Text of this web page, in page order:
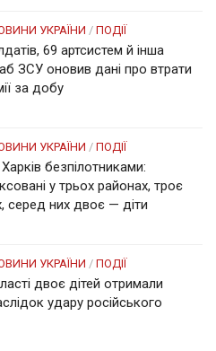
УКРАЇНИ / ПОДІЇ
69 артсистем й інша
ЗСУ оновив дані про втрати
за добу
УКРАЇНИ / ПОДІЇ
безпілотниками:
у трьох районах, троє
серед них двоє — діти
УКРАЇНИ / ПОДІЇ
двоє дітей отримали
удару російського